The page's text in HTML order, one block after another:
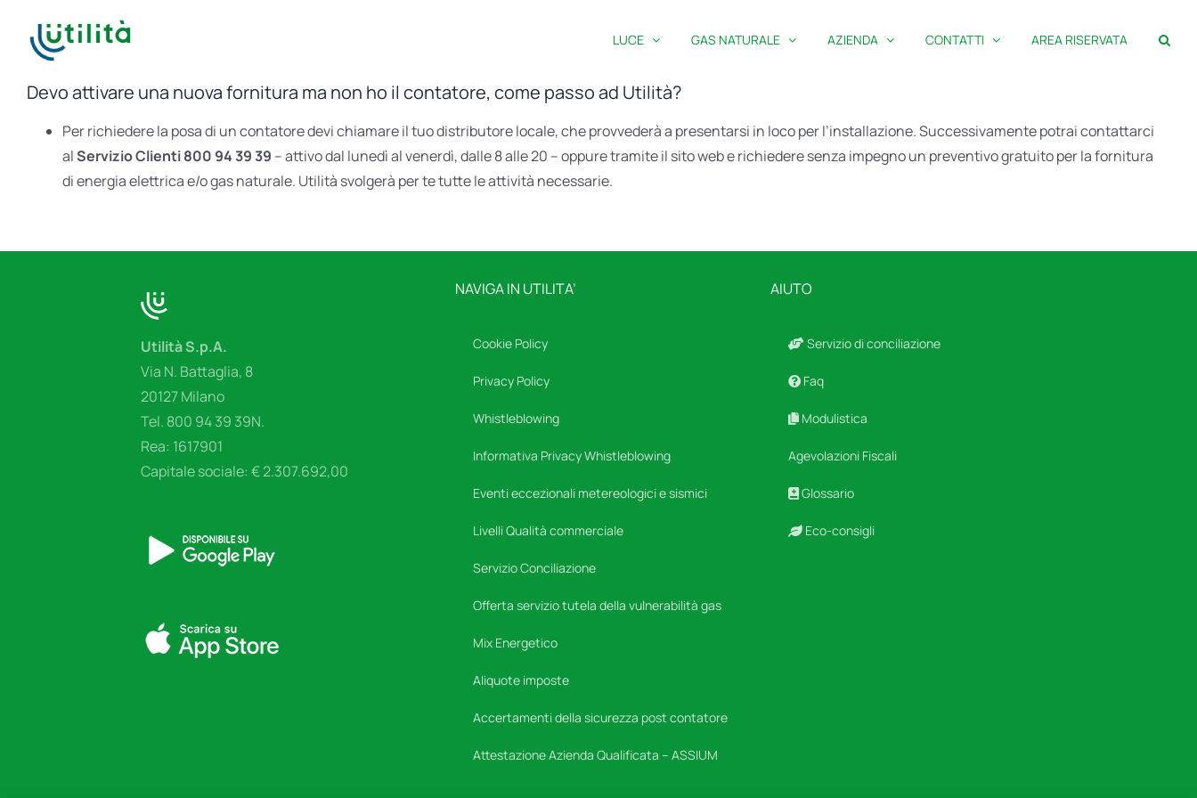
contenuto
LUCE GAS NATURALE AZIENDA CONTATTI AREA RISERVATA
Devo attivare una nuova fornitura ma non ho il contatore, come passo ad Utilità?
Per richiedere la posa di un contatore devi chiamare il tuo distributore locale, che provvederà a presentarsi in loco per l’installazione. Successivamente potrai contattarci
alServizio Clienti 800 94 39 39 – attivo dal lunedì al venerdì, dalle 8 alle 20 – oppure tramite il sito web e richiedere senza impegno un preventivo gratuito per la fornitura
di energia elettrica e/o gas naturale. Utilità svolgerà per te tutte le attività necessarie.
Utilità S.p.A.
Via N. Battaglia, 8
20127 Milano
Tel. 800 94 39 39N.
Rea: 1617901
Capitale sociale: € 2.307.692,00
NAVIGA IN UTILITA’
Cookie Policy
Privacy Policy
Whistleblowing
Informativa Privacy Whistleblowing
Eventi eccezionali metereologici e sismici
Livelli Qualità commerciale
Servizio Conciliazione
Offerta servizio tutela della vulnerabilità gas
Mix Energetico
Aliquote imposte
Accertamenti della sicurezza post contatore
Attestazione Azienda Qualificata – ASSIUM
AIUTO
Servizio di conciliazione
Faq
Modulistica
Agevolazioni Fiscali
Glossario
Eco-consigli